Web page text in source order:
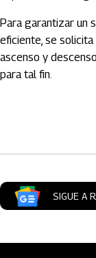
Para garantizar un
eficiente, se
ascenso y
para tal fin.
SIGUE A